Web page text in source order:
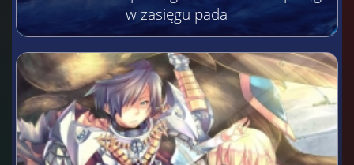
w zasięgu pada